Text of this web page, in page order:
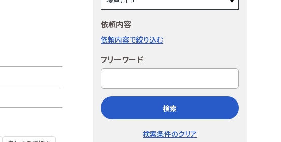
依頼内容
依頼内容で絞り込む
フリーワード
検索
検索条件のクリア